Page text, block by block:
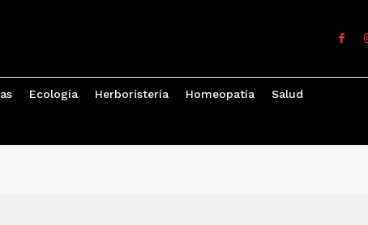
Ecología Herboristería Homeopatía Salud